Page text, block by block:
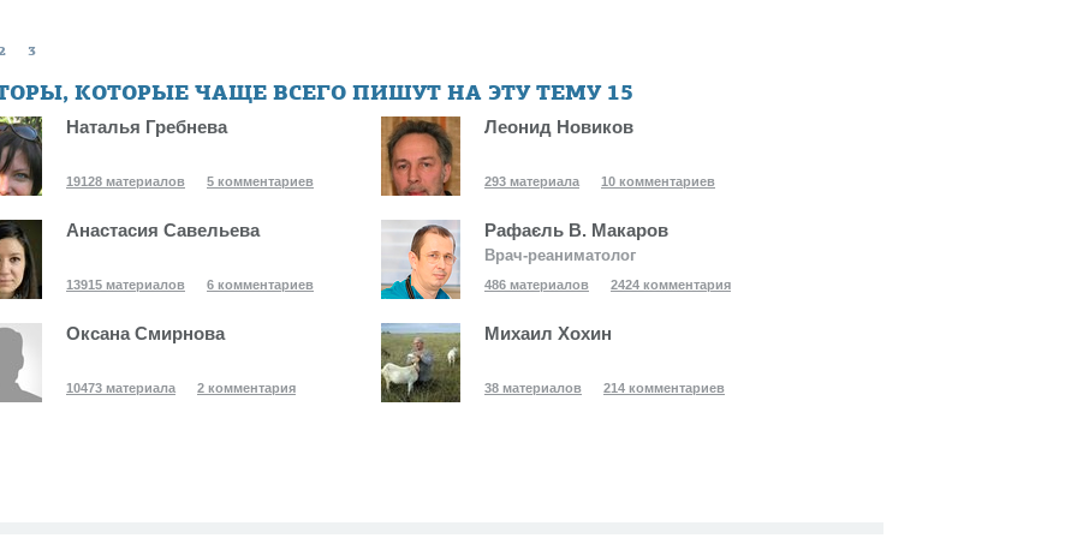
3
КОТОРЫЕ ЧАЩЕ ВСЕГО ПИШУТ НА ЭТУ ТЕМУ 15
Наталья Гребнева
19128 материалов 5 комментариев
Анастасия Савельева
13915 материалов 6 комментариев
Оксана Смирнова
10473 материала 2 комментария
Леонид Новиков
293 материала 10 комментариев
Рафаєль В. Макаров
Врач-реаниматолог
486 материалов 2424 комментария
Михаил Хохин
38 материалов 214 комментариев